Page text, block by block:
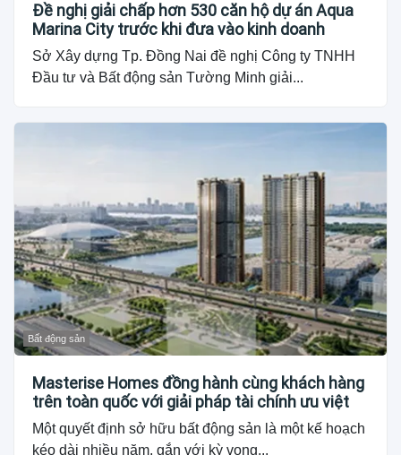
Đề nghị giải chấp hơn 530 căn hộ dự án Aqua
Marina City trước khi đưa vào kinh doanh
Sở Xây dựng Tp. Đồng Nai đề nghị Công ty TNHH
Đầu tư và Bất động sản Tường Minh giải...
Bất động sản
Masterise Homes đồng hành cùng khách hàng
trên toàn quốc với giải pháp tài chính ưu việt
Một quyết định sở hữu bất động sản là một kế hoạch
kéo dài nhiều năm, gắn với kỳ vọng...